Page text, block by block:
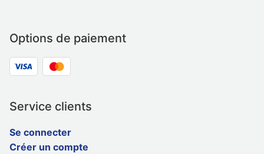
Options de paiement
Service clients
Se connecter
Créer un compte